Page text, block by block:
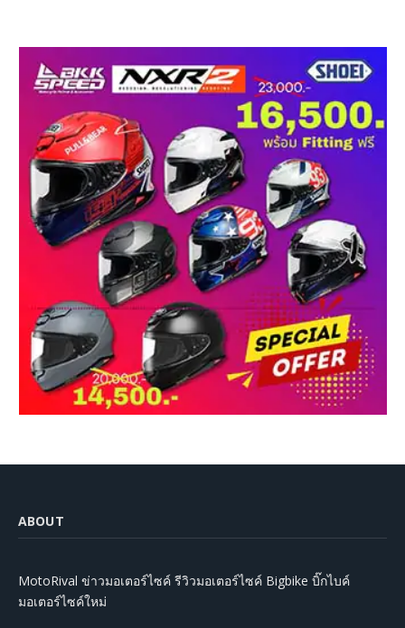
ABOUT
MotoRival ข่าวมอเตอร์ไซค์ รีวิวมอเตอร์ไซค์ Bigbike บิ๊กไบค์
มอเตอร์ไซค์ใหม่